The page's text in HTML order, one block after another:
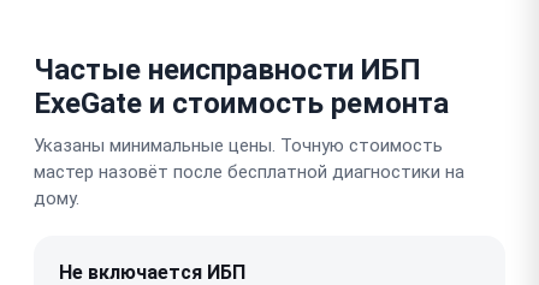
Частые неисправности ИБП
ExeGate и стоимость ремонта
Указаны минимальные цены. Точную стоимость
мастер назовёт после бесплатной диагностики на
дому.
Не включается ИБП